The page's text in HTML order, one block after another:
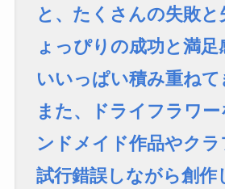
と、たくさんの失敗と
ょっぴりの成功と満
いいっぱい積み重ねて
また、ドライフラワ
ンドメイド作品やクラ
試行錯誤しながら創作